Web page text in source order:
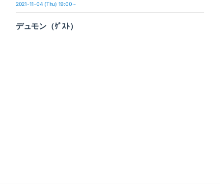
2021-11-04 (Thu) 19:00～
デュモン（ｹﾞｽﾄ）